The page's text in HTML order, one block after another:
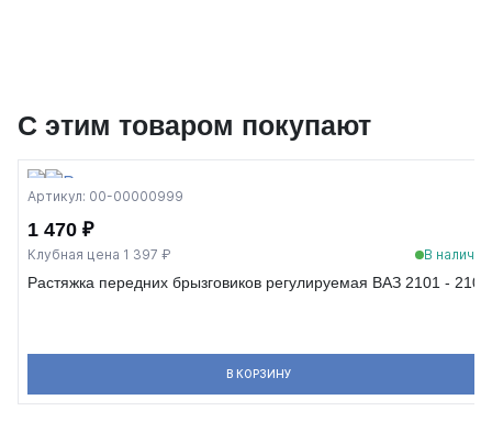
С этим товаром покупают
Артикул: 00-00000999
1 470 ₽
Клубная цена 1 397 ₽ В наличии
Растяжка передних брызговиков регулируемая ВАЗ 2101 - 2107
В КОРЗИНУ